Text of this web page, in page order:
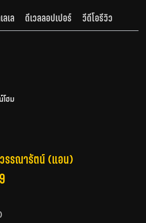
เล
ดีเวลลอปเปอร์ วีดีโอรีวิว
โฮม
รณารัตน์ (แอน)